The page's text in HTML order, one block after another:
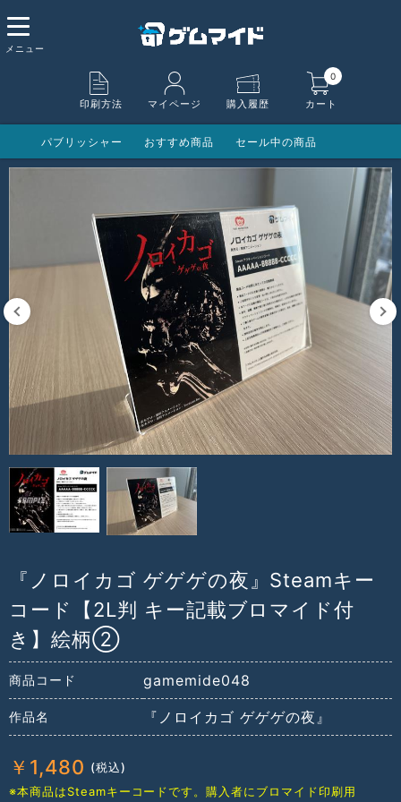
印刷方法 マイページ 購入履歴 カート
0
パブリッシャー おすすめ商品 セール中の商品
『ノロイカゴ ゲゲゲの夜』Steamキー
コード【2L判 キー記載ブロマイド付
き】絵柄②
商品コード gamemide048
作品名 『ノロイカゴ ゲゲゲの夜』
￥ 1,480
※本商品はSteamキーコードです。購入者にブロマイド印刷用